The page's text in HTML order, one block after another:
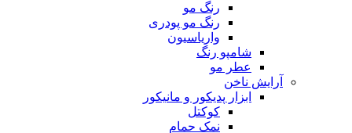
رنگ مو
رنگ مو پودری
واریاسیون
شامپو رنگ
عطر مو
آرایش ناخن
ابزار پدیکور و مانیکور
کوکتل
نمک حمام